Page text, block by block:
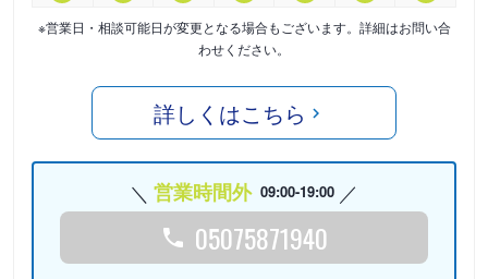
※営業日・相談可能日が変更となる場合もございます。詳細はお問い合
わせください。
詳しくはこちら
営業時間外 09:00-19:00
05075871940